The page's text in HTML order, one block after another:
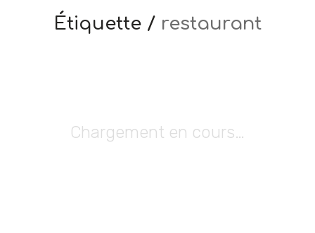
Étiquette / restaurant
Chargement en cours…